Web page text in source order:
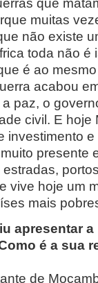
que
muitas
não existe
toda não é
é ao
acabou
paz, o
civil. E hoje
investimento
presente
vive hoje um
mais
apresentar a
é a sua
de